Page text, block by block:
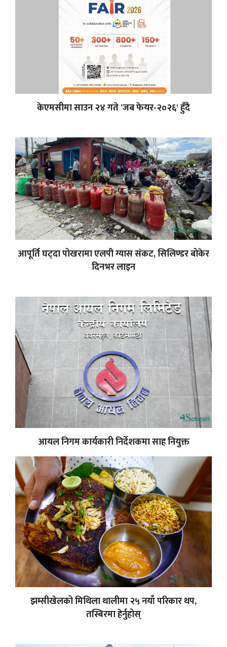
केएमसीमा साउन २४ गते 'जब फेयर-२०२६' हुँदै
आपूर्ति घट्दा पोखरामा एलपी ग्यास संकट, सिलिण्डर बोकेर
दिनभर लाइन
आयल निगम कार्यकारी निर्देशकमा साह नियुक्त
झम्सीखेलको मिथिला थालीमा २५ नयाँ परिकार थप,
तस्बिरमा हेर्नुहोस्